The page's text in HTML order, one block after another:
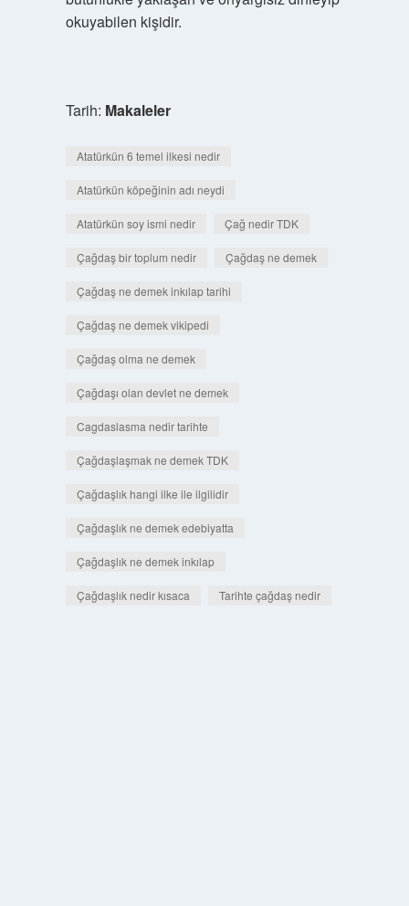
okuyabilen kişidir.
Tarih: Makaleler
Atatürkün 6 temel ilkesi nedir
Atatürkün köpeğinin adı neydi
Atatürkün soy ismi nedir Çağ nedir TDK
Çağdaş bir toplum nedir Çağdaş ne demek
Çağdaş ne demek inkılap tarihi
Çağdaş ne demek vikipedi
Çağdaş olma ne demek
Çağdaşı olan devlet ne demek
Cagdaslasma nedir tarihte
Çağdaşlaşmak ne demek TDK
Çağdaşlık hangi ilke ile ilgilidir
Çağdaşlık ne demek edebiyatta
Çağdaşlık ne demek inkılap
Çağdaşlık nedir kısaca Tarihte çağdaş nedir